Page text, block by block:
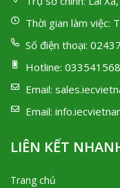
Thời gian làm việc:
Số điện thoại:
Hotline:
Email:
Email:
LIÊN KẾT
Trang chủ